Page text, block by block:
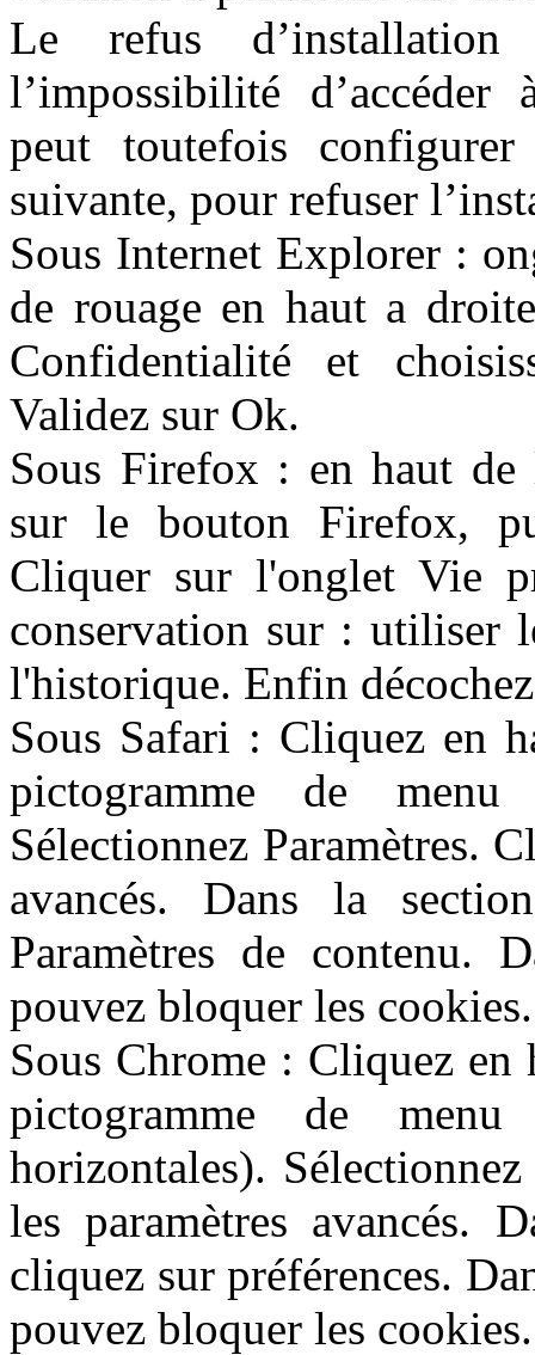
Le refus
l’impossibilité d’accéder
peut toutefois
suivante, pour refuser
Sous Internet Explorer :
de rouage en haut a
Confidentialité et
Validez sur Ok.
Sous Firefox : en haut de
sur le bouton Firefox,
Cliquer sur l'onglet Vie
conservation sur : utiliser
l'historique. Enfin
Sous Safari : Cliquez en
pictogramme de
Sélectionnez Paramètres.
avancés. Dans la
Paramètres de contenu.
pouvez bloquer les cookies.
Sous Chrome : Cliquez
pictogramme de
horizontales).
les paramètres avancés.
cliquez sur préférences.
pouvez bloquer les cookies.